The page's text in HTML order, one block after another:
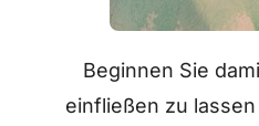
Beginnen Sie
einfließen zu